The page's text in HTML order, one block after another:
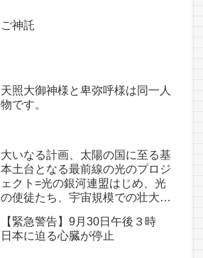
ご神託
天照大御神様と卑弥呼様は同一人
物です。
大いなる計画、太陽の国に至る基
本土台となる最前線の光のプロジ
ェクト=光の銀河連盟はじめ、光
の使徒たち、宇宙規模での壮大な
(6/26・28追記あり）
【緊急警告】9月30日午後３時
日本に迫る心臓が停止